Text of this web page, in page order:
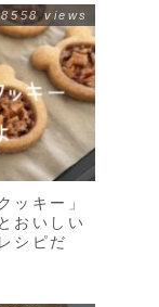
ッキー」
おいしい
シピだ
views